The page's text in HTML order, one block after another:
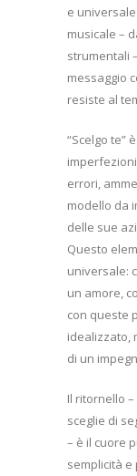
e
musicale –
strumentali
messaggio
resiste al
“Scelgo te”
errori,
modello da
delle sue
Questo
universale:
un amore,
con queste
idealizzato,
di un
Il ritornello
sceglie di
– è il cuore
semplicità e